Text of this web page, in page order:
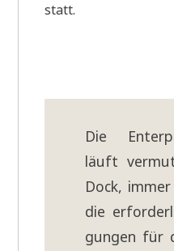
statt.
Die
läuft
Dock,
die
gun­gen für